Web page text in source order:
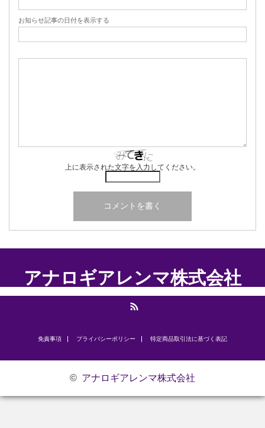
お知らせ記事の日付を表示する
上に表示された文字を入力してください。
アナロギアレンマ株式会社
免責事項 プライバシーポリシー ​特定商品取引法に基づく表記
© アナロギアレンマ株式会社